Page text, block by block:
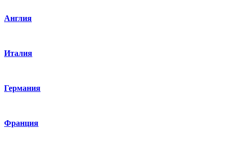
Англия
Италия
Германия
Франция